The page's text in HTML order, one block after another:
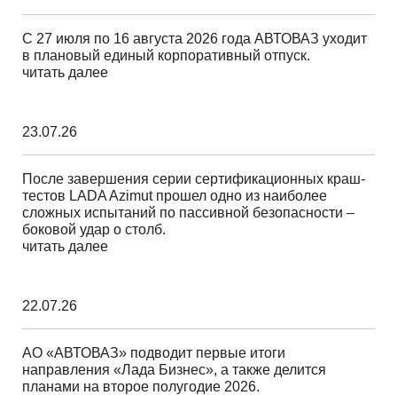
С 27 июля по 16 августа 2026 года АВТОВАЗ уходит
в плановый единый корпоративный отпуск.
читать далее
23.07.26
После завершения серии сертификационных краш-
тестов LADA Azimut прошел одно из наиболее
сложных испытаний по пассивной безопасности –
боковой удар о столб.
читать далее
22.07.26
АО «АВТОВАЗ» подводит первые итоги
направления «Лада Бизнес», а также делится
планами на второе полугодие 2026.